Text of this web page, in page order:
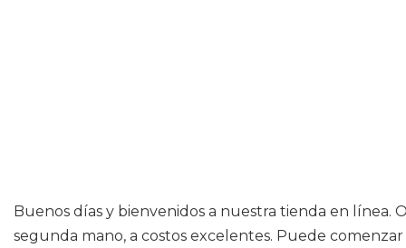
Buenos días y bienvenidos a nuestra tienda en línea.
segunda mano, a costos excelentes. Puede